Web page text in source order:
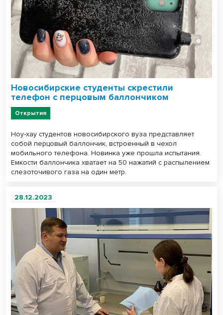
Новосибирские студенты скрестили
телефон с перцовым баллончиком
Открытия
Ноу-хау студентов новосибирского вуза представляет
собой перцовый баллончик, встроенный в чехол
мобильного телефона. Новинка уже прошла испытания.
Емкости баллончика хватает на 50 нажатий с распылением
слезоточивого газа на один метр.
28.12.2023